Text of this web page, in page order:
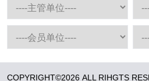
COPYRIGHT©2026 ALL RIHGTS